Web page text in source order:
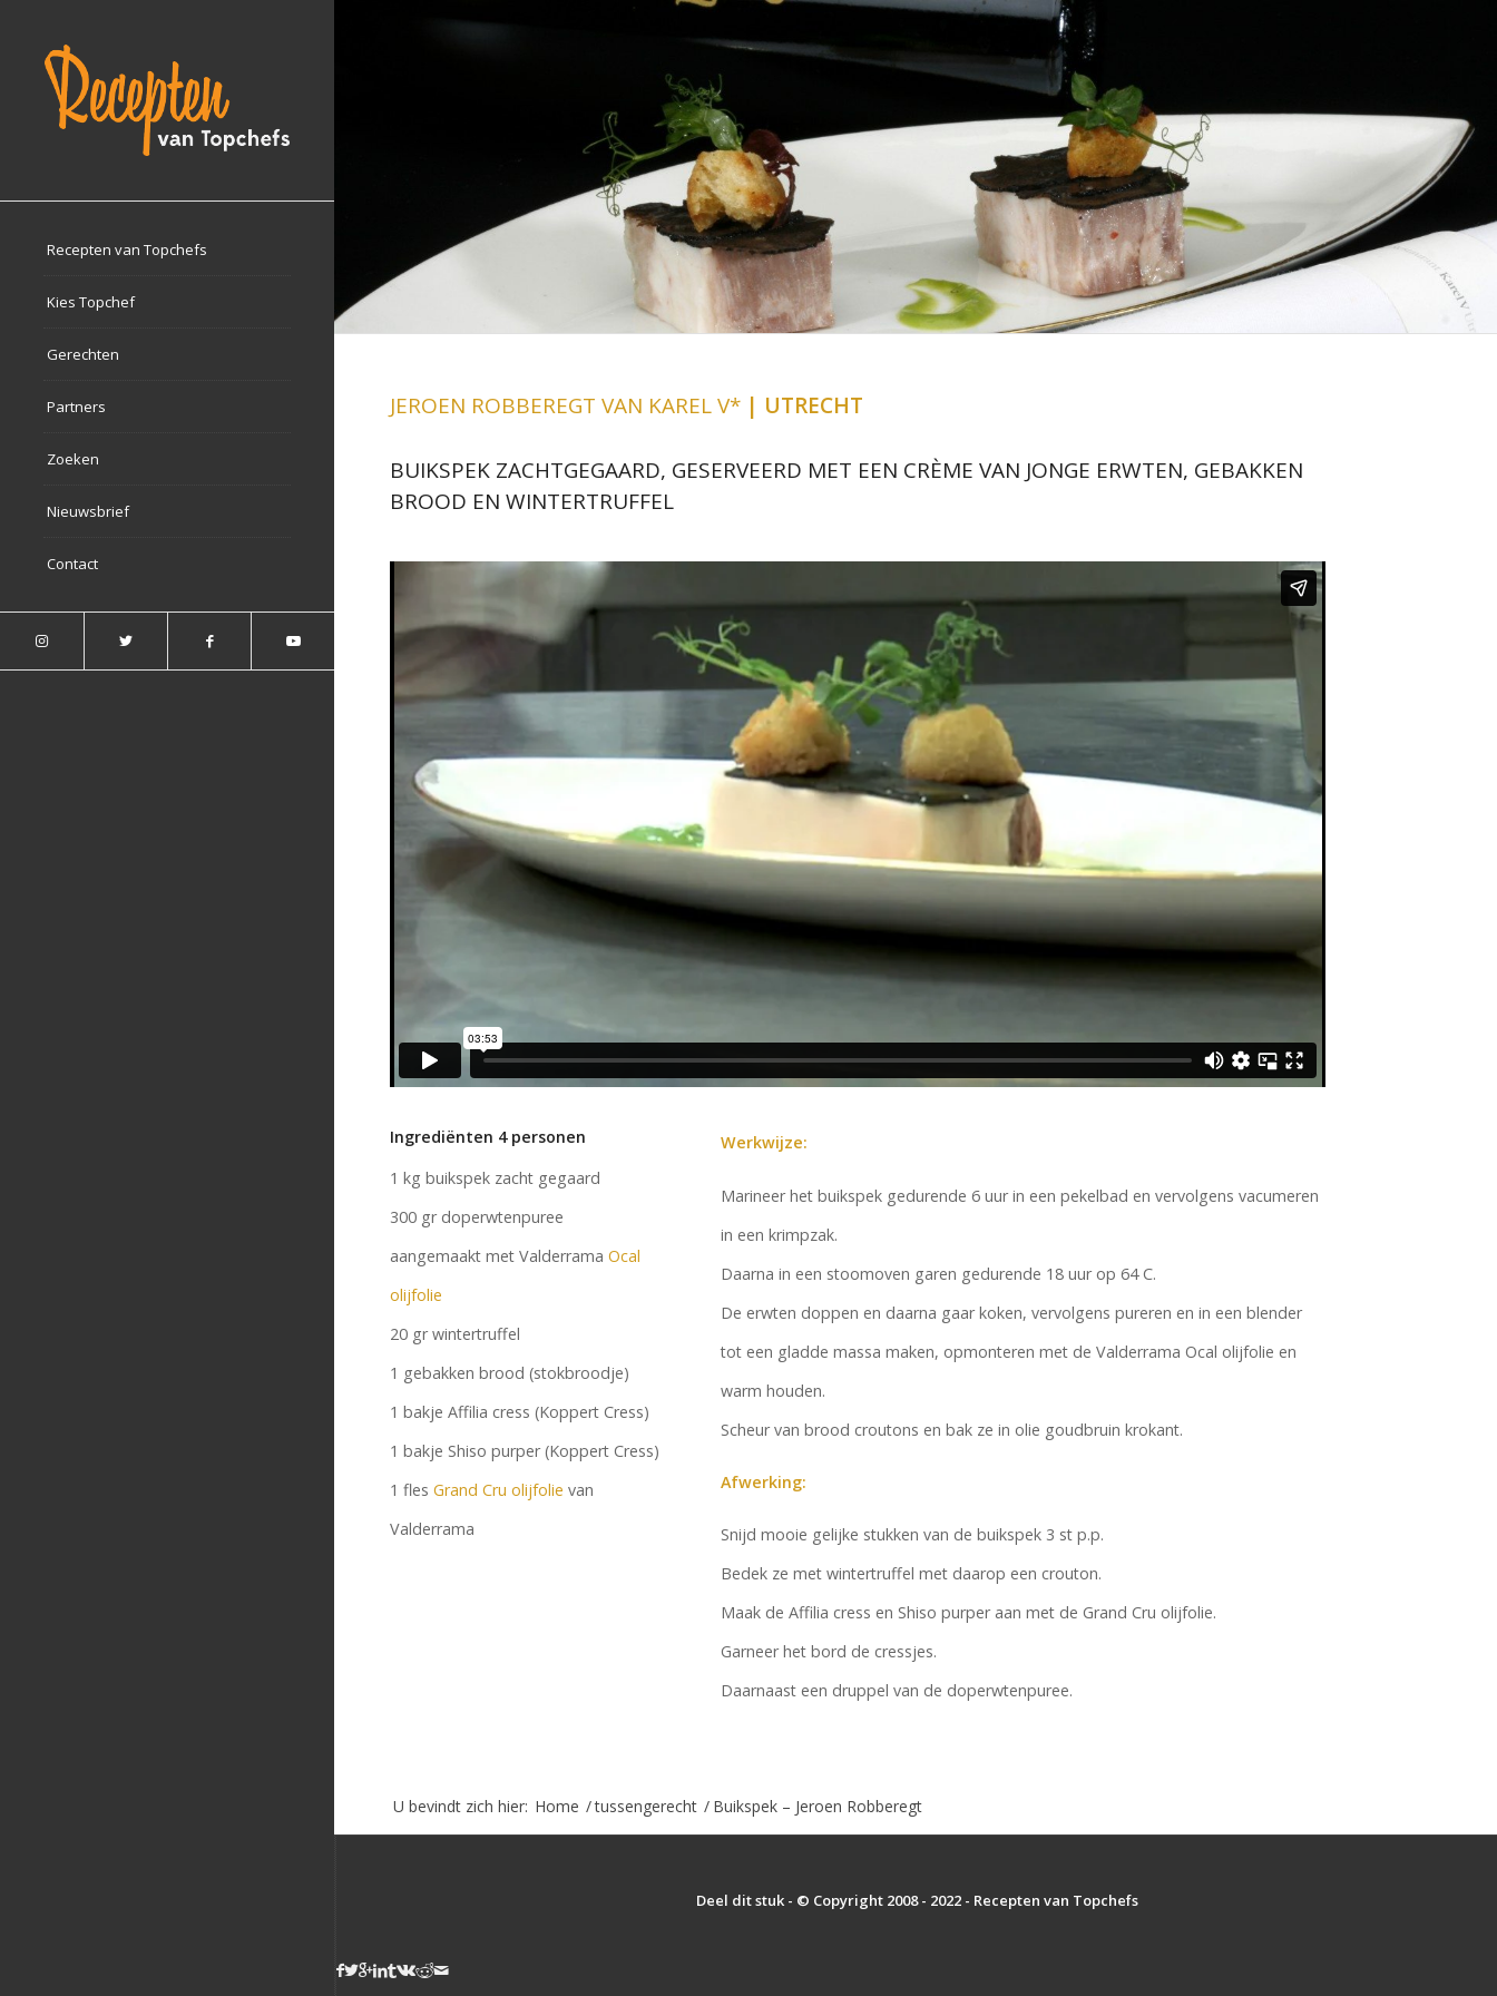
Recepten van Topchefs
Kies Topchef
Gerechten
Partners
Zoeken
Nieuwsbrief
Contact
JEROEN ROBBEREGT VAN KAREL V* | UTRECHT
BUIKSPEK ZACHTGEGAARD, GESERVEERD MET EEN CRÈME VAN JONGE ERWTEN, GEBAKKEN
BROOD EN WINTERTRUFFEL
Ingrediënten 4 personen
1 kg buikspek zacht gegaard
300 gr doperwtenpuree
aangemaakt met Valderrama Ocal
olijfolie
20 gr wintertruffel
1 gebakken brood (stokbroodje)
1 bakje Affilia cress (Koppert Cress)
1 bakje Shiso purper (Koppert Cress)
1 fles Grand Cru olijfolie van
Valderrama
Werkwijze:
Marineer het buikspek gedurende 6 uur in een pekelbad en vervolgens vacumeren
in een krimpzak.
Daarna in een stoomoven garen gedurende 18 uur op 64 C.
De erwten doppen en daarna gaar koken, vervolgens pureren en in een blender
tot een gladde massa maken, opmonteren met de Valderrama Ocal olijfolie en
warm houden.
Scheur van brood croutons en bak ze in olie goudbruin krokant.
Afwerking:
Snijd mooie gelijke stukken van de buikspek 3 st p.p.
Bedek ze met wintertruffel met daarop een crouton.
Maak de Affilia cress en Shiso purper aan met de Grand Cru olijfolie.
Garneer het bord de cressjes.
Daarnaast een druppel van de doperwtenpuree.
U bevindt zich hier: Home /tussengerecht / Buikspek – Jeroen Robberegt
Deel dit stuk - © Copyright 2008 - 2022 - Recepten van Topchefs